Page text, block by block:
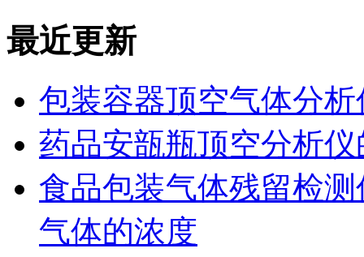
最近更新
包装容器顶空气体分
药品安瓿瓶顶空分析
食品包装气体残留检
气体的浓度